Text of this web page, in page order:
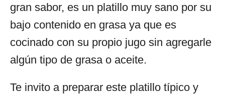
gran sabor, es un platillo muy sano por su
bajo contenido en grasa ya que es
cocinado con su propio jugo sin agregarle
algún tipo de grasa o aceite.
Te invito a preparar este platillo típico y